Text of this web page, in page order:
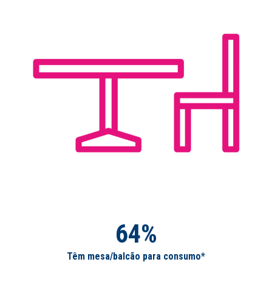
64%
Têm mesa/balcão para consumo*